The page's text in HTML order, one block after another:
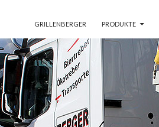
Futtermittel
GRILLENBERGER
PRODUKTE